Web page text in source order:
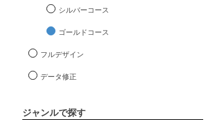
シルバーコース
ゴールドコース
フルデザイン
データ修正
ジャンルで探す